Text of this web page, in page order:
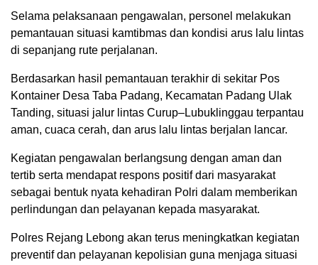
Selama pelaksanaan pengawalan, personel melakukan
pemantauan situasi kamtibmas dan kondisi arus lalu lintas
di sepanjang rute perjalanan.
Berdasarkan hasil pemantauan terakhir di sekitar Pos
Kontainer Desa Taba Padang, Kecamatan Padang Ulak
Tanding, situasi jalur lintas Curup–Lubuklinggau terpantau
aman, cuaca cerah, dan arus lalu lintas berjalan lancar.
Kegiatan pengawalan berlangsung dengan aman dan
tertib serta mendapat respons positif dari masyarakat
sebagai bentuk nyata kehadiran Polri dalam memberikan
perlindungan dan pelayanan kepada masyarakat.
Polres Rejang Lebong akan terus meningkatkan kegiatan
preventif dan pelayanan kepolisian guna menjaga situasi